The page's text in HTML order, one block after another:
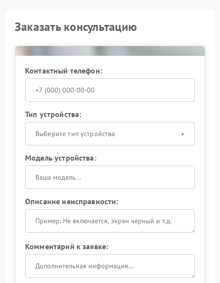
Заказать консультацию
Контактный телефон:
Тип устройства:
Выберите тип устройства
Модель устройства:
Описание неисправности:
Комментарий к заявке: